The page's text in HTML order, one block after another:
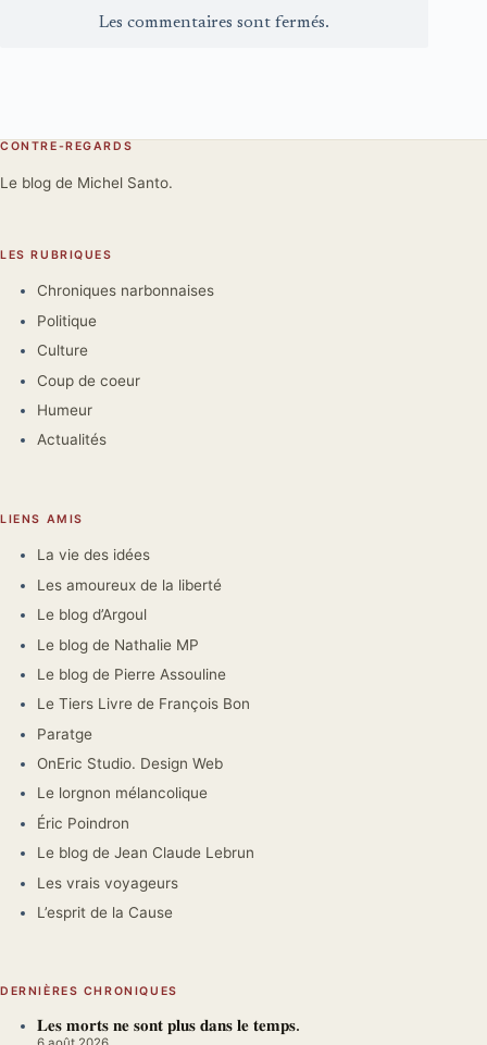
Les commentaires sont fermés.
CONTRE-REGARDS
Le blog de Michel Santo.
LES RUBRIQUES
Chroniques narbonnaises
Politique
Culture
Coup de coeur
Humeur
Actualités
LIENS AMIS
La vie des idées
Les amoureux de la liberté
Le blog d’Argoul
Le blog de Nathalie MP
Le blog de Pierre Assouline
Le Tiers Livre de François Bon
Paratge
OnEric Studio. Design Web
Le lorgnon mélancolique
Éric Poindron
Le blog de Jean Claude Lebrun
Les vrais voyageurs
L’esprit de la Cause
DERNIÈRES CHRONIQUES
𝐋𝐞𝐬 𝐦𝐨𝐫𝐭𝐬 𝐧𝐞 𝐬𝐨𝐧𝐭 𝐩𝐥𝐮𝐬 𝐝𝐚𝐧𝐬 𝐥𝐞 𝐭𝐞𝐦𝐩𝐬.